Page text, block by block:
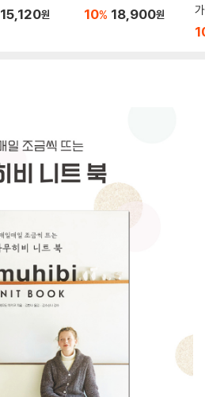
15,120원 10% 18,900원